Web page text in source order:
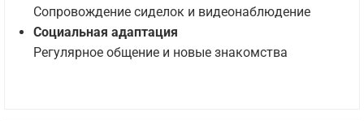
Сопровождение сиделок и видеонаблюдение
Социальная адаптация
Регулярное общение и новые знакомства